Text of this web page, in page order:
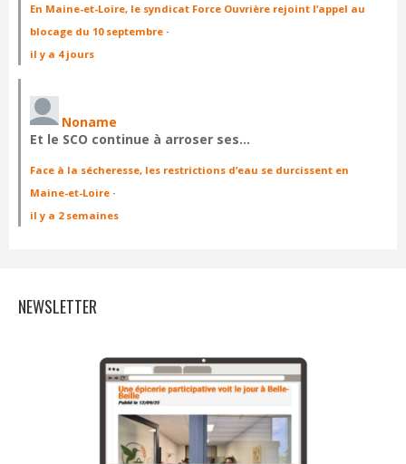
En Maine-et-Loire, le syndicat Force Ouvrière rejoint l’appel au
blocage du 10 septembre ·
il y a 4 jours
Noname
Et le SCO continue à arroser ses…
Face à la sécheresse, les restrictions d’eau se durcissent en
Maine-et-Loire ·
il y a 2 semaines
NEWSLETTER